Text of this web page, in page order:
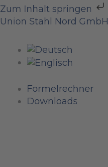
Zum Inhalt springen
Zum
Inhalt
Union Stahl Nord GmbH
Formelrechner
Downloads